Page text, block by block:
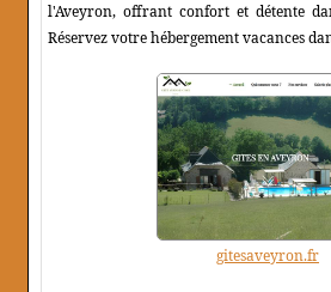
l'Aveyron, offrant confort et détente
Réservez votre hébergement vacances
gitesaveyron.fr